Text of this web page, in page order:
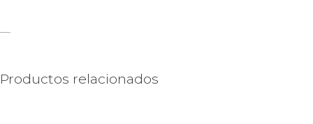
—
Productos relacionados